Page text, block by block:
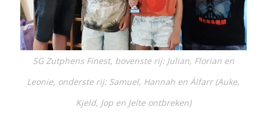
SG Zutphens Finest, bovenste rij: Julian, Florian en
Leonie, onderste rij: Samuel, Hannah en Àlfarr (Auke,
Kjeld, Jop en Jelte ontbreken)